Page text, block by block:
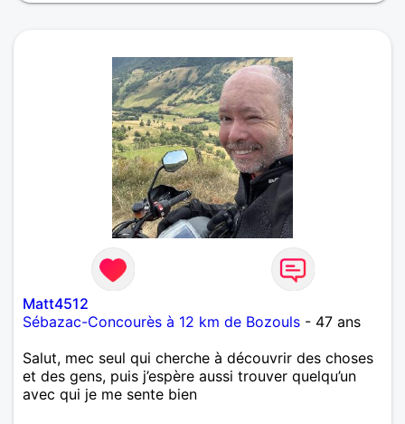
Matt4512
Sébazac-Concourès à 12 km de Bozouls - 47 ans
Salut, mec seul qui cherche à découvrir des choses
et des gens, puis j’espère aussi trouver quelqu’un
avec qui je me sente bien